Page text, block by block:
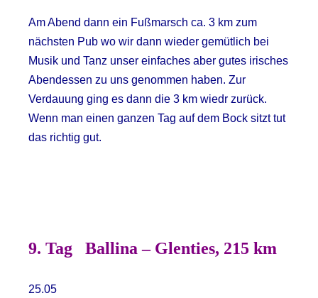
Am Abend dann ein Fußmarsch ca. 3 km zum
nächsten Pub wo wir dann wieder gemütlich bei
Musik und Tanz unser einfaches aber gutes irisches
Abendessen zu uns genommen haben. Zur
Verdauung ging es dann die 3 km wiedr zurück.
Wenn man einen ganzen Tag auf dem Bock sitzt tut
das richtig gut.
9. Tag Ballina – Glenties, 215 km
25.05